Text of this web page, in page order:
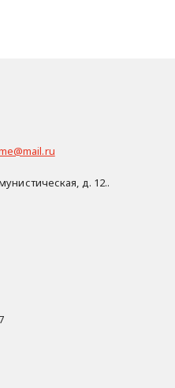
д. 12..